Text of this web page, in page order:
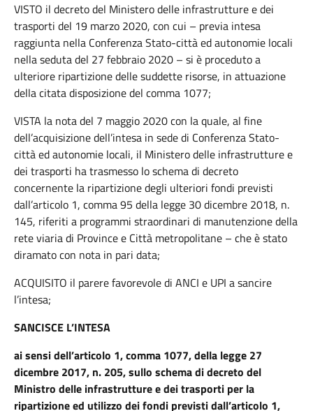
VISTO il decreto del Ministero delle infrastrutture e dei
trasporti del 19 marzo 2020, con cui – previa intesa
raggiunta nella Conferenza Stato-città ed autonomie locali
nella seduta del 27 febbraio 2020 – si è proceduto a
ulteriore ripartizione delle suddette risorse, in attuazione
della citata disposizione del comma 1077;
VISTA la nota del 7 maggio 2020 con la quale, al fine
dell’acquisizione dell’intesa in sede di Conferenza Stato-
città ed autonomie locali, il Ministero delle infrastrutture e
dei trasporti ha trasmesso lo schema di decreto
concernente la ripartizione degli ulteriori fondi previsti
dall’articolo 1, comma 95 della legge 30 dicembre 2018, n.
145, riferiti a programmi straordinari di manutenzione della
rete viaria di Province e Città metropolitane – che è stato
diramato con nota in pari data;
ACQUISITO il parere favorevole di ANCI e UPI a sancire
l’intesa;
SANCISCE L’INTESA
ai sensi dell’articolo 1, comma 1077, della legge 27
dicembre 2017, n. 205, sullo schema di decreto del
Ministro delle infrastrutture e dei trasporti per la
ripartizione ed utilizzo dei fondi previsti dall’articolo 1,